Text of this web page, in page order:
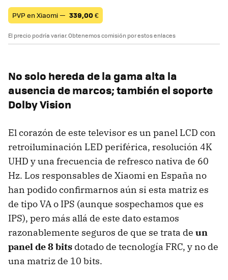
PVP en Xiaomi — 339,00€
El precio podría variar. Obtenemos comisión por estos enlaces
No solo hereda de la gama alta la
ausencia de marcos; también el soporte
Dolby Vision
El corazón de este televisor es un panel LCD con
retroiluminación LED periférica, resolución 4K
UHD y una frecuencia de refresco nativa de 60
Hz. Los responsables de Xiaomi en España no
han podido confirmarnos aún si esta matriz es
de tipo VA o IPS (aunque sospechamos que es
IPS), pero más allá de este dato estamos
razonablemente seguros de que se trata de un
panel de 8 bits dotado de tecnología FRC, y no de
una matriz de 10 bits.